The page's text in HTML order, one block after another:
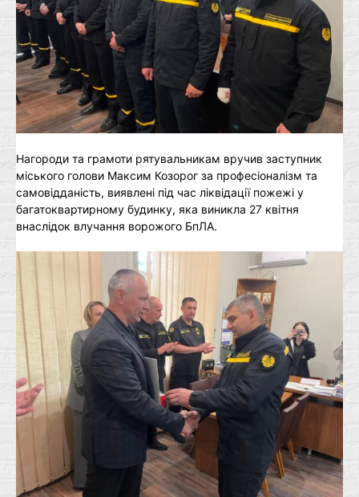
Нагороди та грамоти рятувальникам вручив заступник
міського голови Максим Козорог за професіоналізм та
самовідданість, виявлені під час ліквідації пожежі у
багатоквартирному будинку, яка виникла 27 квітня
внаслідок влучання ворожого БпЛА.